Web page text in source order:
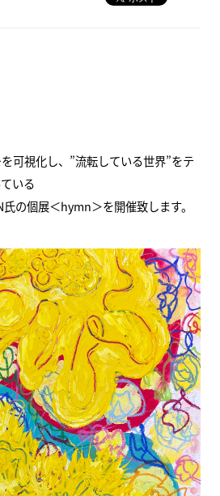
可視化し、”流転している世界”をテ
いる
の個展＜hymn＞を開催致します。